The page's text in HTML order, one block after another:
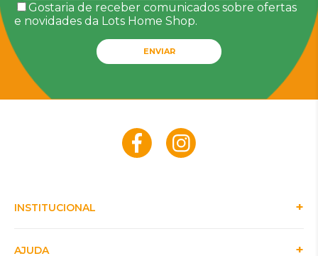
Gostaria de receber comunicados sobre ofertas
e novidades da Lots Home Shop.
ENVIAR
INSTITUCIONAL
AJUDA